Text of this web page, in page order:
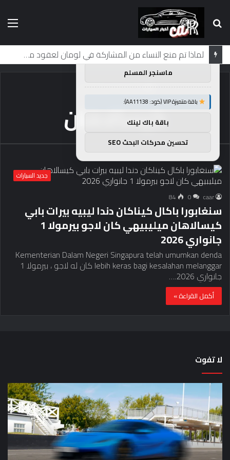
بحث
عن
الرئيسية/كيسالاهان
كيسالاهان
جديد السيارات
caar
0
84
سنغابورا باكال كيناكان دندا ليبيه بيرات بابي
كيسالاهان ميليبيهي كان لاجو بيرمولا 1
جانواري 2026
Kementerian Dalam Negeri Singapura telah umumkan denda
lebih keras bagi kesalahan melanggar كان له لاجو ، بيرمولا 1
جانواري 2026.…
أكمل القراءة »
لا تفوت
حقيقة
اختبار
السيارة:
خمس
دقائق
للحكم
على
توصيات :
باقة متميزة VIP (كود: AA26790):
ماسنجر المسلم
باقة متميزة VIP (كود: AA11138):
باقة باك لينك
تحسين محركات البحث SEO